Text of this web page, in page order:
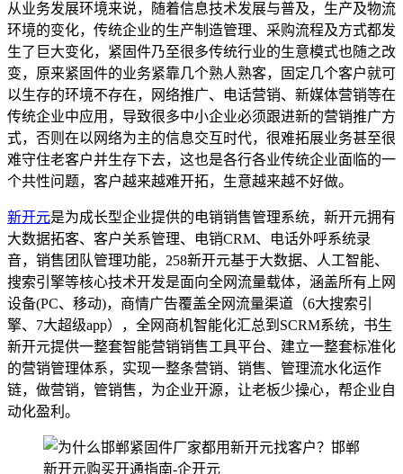
从业务发展环境来说，随着信息技术发展与普及，生产及物流
环境的变化，传统企业的生产制造管理、采购流程及方式都发
生了巨大变化，紧固件乃至很多传统行业的生意模式也随之改
变，原来紧固件的业务紧靠几个熟人熟客，固定几个客户就可
以生存的环境不存在，网络推广、电话营销、新媒体营销等在
传统企业中应用，导致很多中小企业必须跟进新的营销推广方
式，否则在以网络为主的信息交互时代，很难拓展业务甚至很
难守住老客户并生存下去，这也是各行各业传统企业面临的一
个共性问题，客户越来越难开拓，生意越来越不好做。
新开元是为成长型企业提供的电销销售管理系统，新开元拥有
大数据拓客、客户关系管理、电销CRM、电话外呼系统录
音，销售团队管理功能，258新开元基于大数据、人工智能、
搜索引擎等核心技术开发是面向全网流量载体，涵盖所有上网
设备(PC、移动)，商情广告覆盖全网流量渠道（6大搜索引
擎、7大超级app），全网商机智能化汇总到SCRM系统，书生
新开元提供一整套智能营销销售工具平台、建立一整套标准化
的营销管理体系，实现一整条营销、销售、管理流水化运作
链，做营销，管销售，为企业开源，让老板少操心，帮企业自
动化盈利。